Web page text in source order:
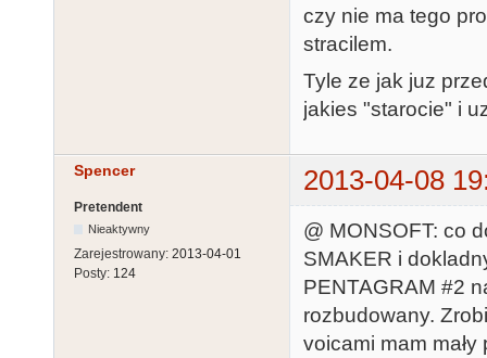
czy nie ma tego
stracilem.
Tyle ze jak juz
jakies "starocie" i
Spencer 2013-04-08
Pretendent
Nieaktywny
Zarejestrowany: 2013-04-01
Posty: 124
@ MONSOFT: co
SMAKER i
PENTAGRAM #2
rozbudowany.
voicami mam